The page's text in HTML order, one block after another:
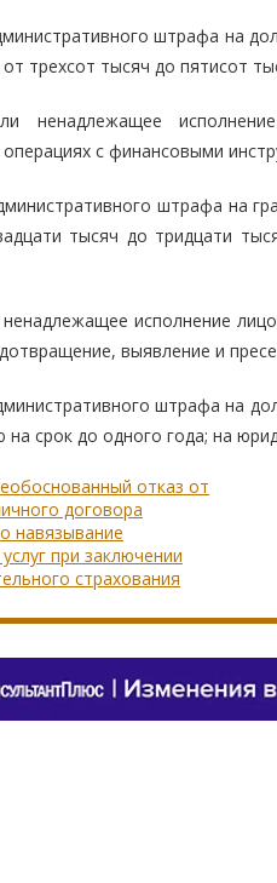
штрафа на
трехсот тысяч до пятисот
ненадлежащее
с финансовыми
штрафа на
тысяч до тридцати
исполнение
выявление и
штрафа на
на срок до одного года; на
отказ от
договора
навязывание
при заключении
страхования